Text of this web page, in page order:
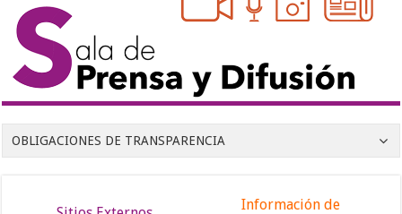
OBLIGACIONES DE TRANSPARENCIA
Información de